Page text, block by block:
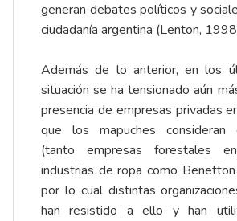
generan debates políticos y
ciudadanía argentina (Lenton,
Además de lo anterior, en los
situación se ha tensionado aún
presencia de empresas privadas
que los mapuches consideran
(tanto empresas forestales
industrias de ropa como
por lo cual distintas
han resistido a ello y han